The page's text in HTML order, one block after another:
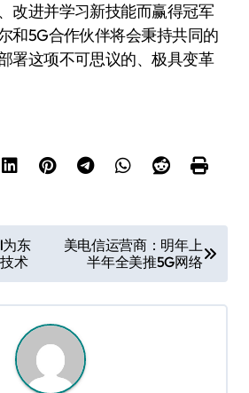
改进并学习新技能而赢得冠军
和5G合作伙伴将会秉持共同的
署这项不可思议的、极具变革
东
术
美电信运营商：明年上
半年全美推5G网络